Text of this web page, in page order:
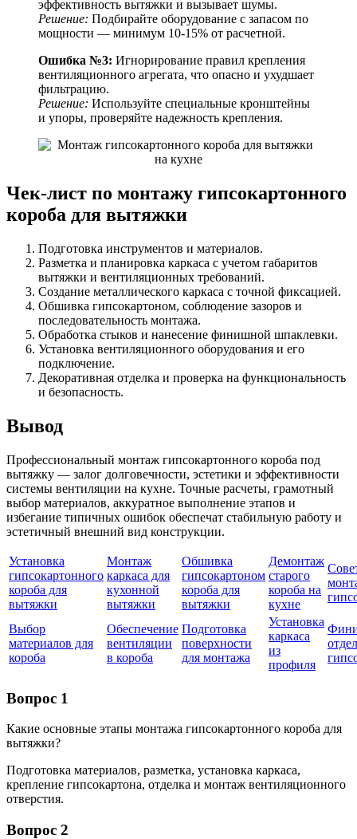
эффективность вытяжки и вызывает шумы.
Решение: Подбирайте оборудование с запасом по
мощности — минимум 10-15% от расчетной.
Ошибка №3: Игнорирование правил крепления
вентиляционного агрегата, что опасно и ухудшает
фильтрацию.
Решение: Используйте специальные кронштейны
и упоры, проверяйте надежность крепления.
Чек-лист по монтажу гипсокартонного
короба для вытяжки
Подготовка инструментов и материалов.
Разметка и планировка каркаса с учетом габаритов
вытяжки и вентиляционных требований.
Создание металлического каркаса с точной фиксацией.
Обшивка гипсокартоном, соблюдение зазоров и
последовательность монтажа.
Обработка стыков и нанесение финишной шпаклевки.
Установка вентиляционного оборудования и его
подключение.
Декоративная отделка и проверка на функциональность
и безопасность.
Вывод
Профессиональный монтаж гипсокартонного короба под
вытяжку — залог долговечности, эстетики и эффективности
системы вентиляции на кухне. Точные расчеты, грамотный
выбор материалов, аккуратное выполнение этапов и
избегание типичных ошибок обеспечат стабильную работу и
эстетичный внешний вид конструкции.
Установка
гипсокартонного
короба для
вытяжки
Монтаж
каркаса для
кухонной
вытяжки
Обшивка
гипсокартоном
короба для
вытяжки
Демонтаж
старого
короба на
кухне
Выбор
материалов для
короба
Обеспечение
вентиляции
в короба
Подготовка
поверхности
для монтажа
Установка
каркаса
из
профиля
Вопрос 1
Какие основные этапы монтажа гипсокартонного короба для
вытяжки?
Подготовка материалов, разметка, установка каркаса,
крепление гипсокартона, отделка и монтаж вентиляционного
отверстия.
Вопрос 2